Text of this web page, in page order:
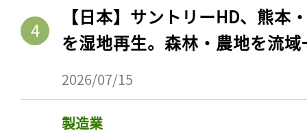
【日本】サントリーHD、熊本
を湿地再生。森林・農地を流
2026/07/15
製造業